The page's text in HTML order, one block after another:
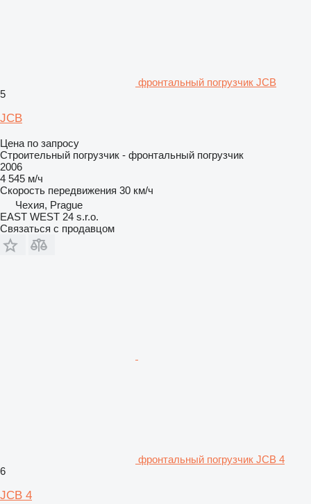
фронтальный погрузчик JCB
5
JCB
Цена по запросу
Строительный погрузчик - фронтальный погрузчик
2006
4 545 м/ч
Скорость передвижения 30 км/ч
Чехия, Prague
EAST WEST 24 s.r.o.
Связаться с продавцом
фронтальный погрузчик JCB 4
6
JCB 4